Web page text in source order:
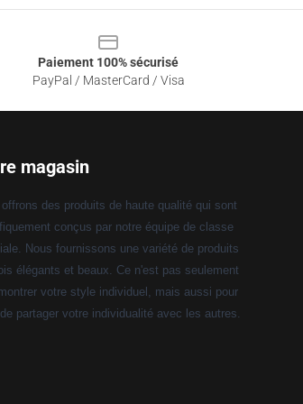
Paiement 100% sécurisé
PayPal / MasterCard / Visa
magasin
offrons des produits de haute qualité qui sont
conçus par notre équipe de classe
Nous fournissons une variété de produits
élégants et beaux. Ce n'est pas seulement
votre style individuel, mais aussi pour
partager votre individualité avec les autres.